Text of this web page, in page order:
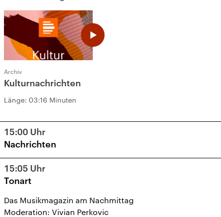
Archiv
Kulturnachrichten
Länge: 03:16 Minuten
15:00 Uhr
Nachrichten
15:05 Uhr
Tonart
Das Musikmagazin am Nachmittag
Moderation: Vivian Perkovic